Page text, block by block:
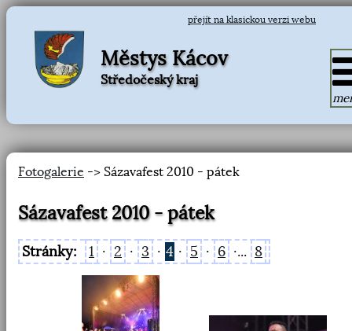
přejít na klasickou verzi webu
Městys Kácov
Středočeský kraj
Fotogalerie -> Sázavafest 2010 - pátek
Sázavafest 2010 - pátek
Stránky: 1 · 2 · 3 · 4 · 5 · 6 ·... 8